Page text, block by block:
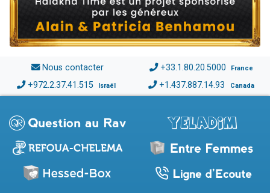
Nous contacter +33.1.80.20.5000 France
+972.2.37.41.515 Israël +1.437.887.14.93 Canada